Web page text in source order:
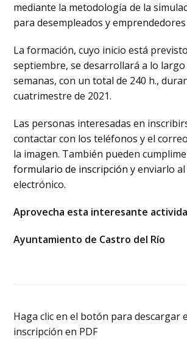
mediante la metodología de la
para desempleados y
La formación, cuyo inicio está
septiembre, se desarrollará a lo largo
semanas, con un total de 240 h.,
cuatrimestre de 2021.
Las personas interesadas en
contactar con los teléfonos y el
la imagen. También pueden
formulario de inscripción y enviarlo
electrónico.
Aprovecha esta interesante
Ayuntamiento de Castro del Río
Haga clic en el botón para descargar
inscripción en PDF